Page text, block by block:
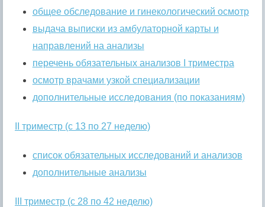
общее обследование и гинекологический осмотр
выдача выписки из амбулаторной карты и
направлений на анализы
перечень обязательных анализов I триместра
осмотр врачами узкой специализации
дополнительные исследования (по показаниям)
II триместр (с 13 по 27 неделю)
список обязательных исследований и анализов
дополнительные анализы
III триместр (с 28 по 42 неделю)